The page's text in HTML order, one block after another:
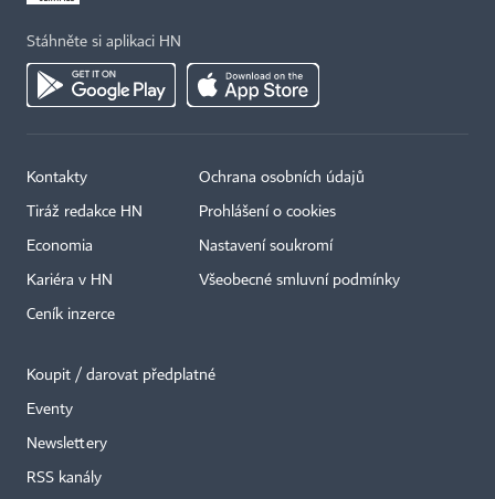
Stáhněte si aplikaci HN
Kontakty
Tiráž redakce HN
Economia
Kariéra v HN
Ceník inzerce
Ochrana osobních údajů
Prohlášení o cookies
Nastavení soukromí
Všeobecné smluvní podmínky
Koupit / darovat předplatné
Eventy
Newslettery
RSS kanály